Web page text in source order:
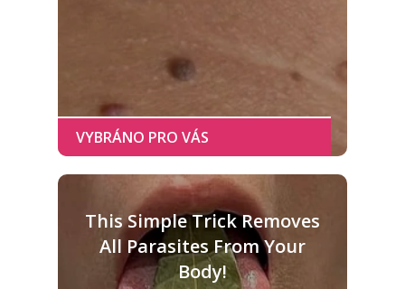
This Simple Trick Removes
All Parasites From Your
Body!